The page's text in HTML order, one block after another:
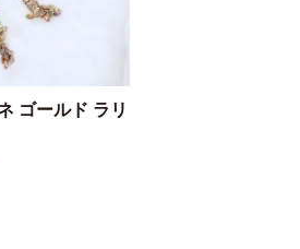
ゴールド ラリ